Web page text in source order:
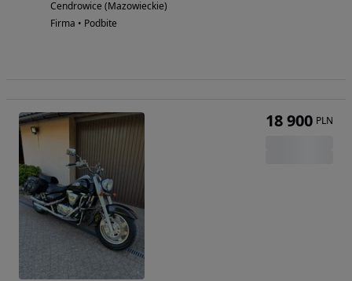
Cendrowice (Mazowieckie)
Firma • Podbite
18 900 PLN